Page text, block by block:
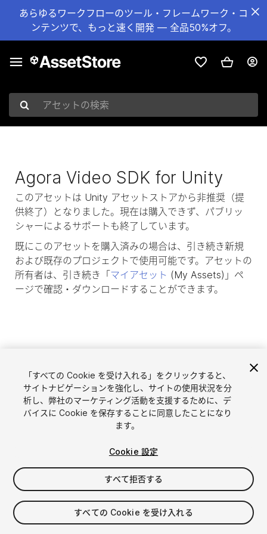
あらゆるワークフローのツール・フレームワーク・コ
ンテンツで、もっと速く開発 — 全品50%オフ。
アセットの検索
Agora Video SDK for Unity
このアセットは Unity アセットストアから非推奨（提
供終了）となりました。現在は購入できず、パブリッ
シャーによるサポートも終了しています。
既にこのアセットを購入済みの場合は、引き続き新規
および既存のプロジェクトで使用可能です。アセットの
所有者は、引き続き「 マイアセット (My Assets)」ペ
ージで確認・ダウンロードすることができます。
简体中文
한국어
日本語
販売審査ガイドライン
Asset Store Tools
パブリッシャー管理画面
よくあるご質問
「すべての Cookie を受け入れる」をクリックすると、
サイトナビゲーションを強化し、サイトの使用状況を分
析し、弊社のマーケティング活動を支援するために、デ
バイスに Cookie を保存することに同意したことになり
ます。
Cookie 設定
すべて拒否する
すべての Cookie を受け入れる